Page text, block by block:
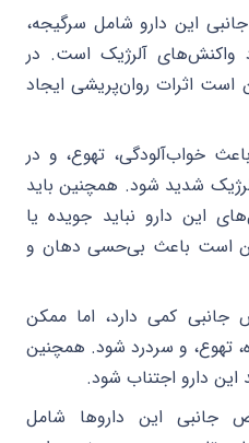
این دارو شامل سرگیجه،
واکنش‌های آلرژیک است. در
است اثرات روان‌پریشی ایجاد
خواب‌آلودگی، تهوع، و در
شدید شود. همچنین باید
این دارو نباید جویده یا
است باعث بی‌حسی دهان و
جانبی کمی دارد، اما ممکن
تهوع، و سردرد شود. همچنین
دارو اجتناب شود.
جانبی این داروها شامل